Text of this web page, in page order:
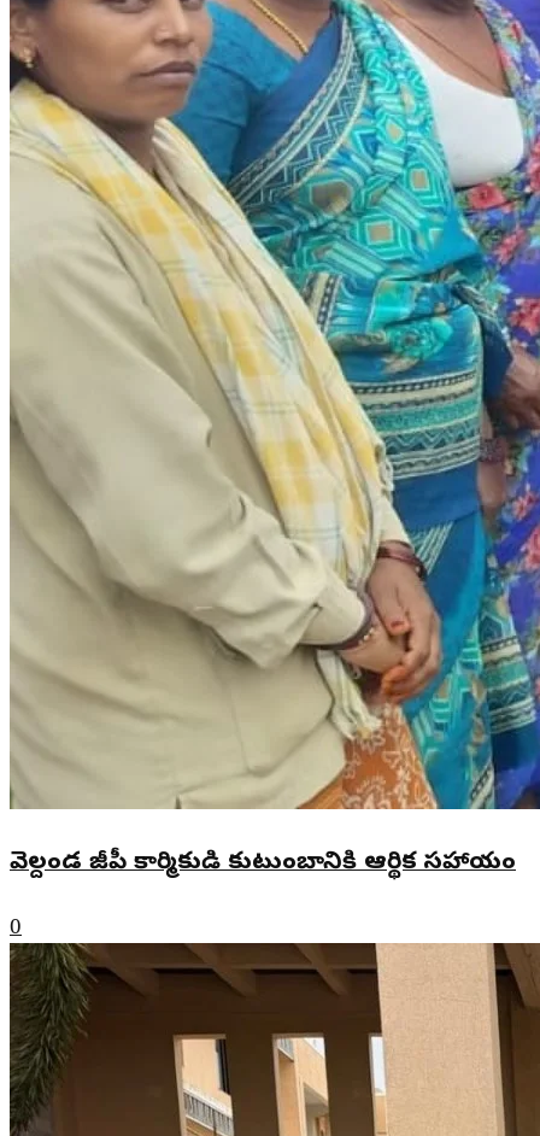
వెల్దండ జీపీ కార్మికుడి కుటుంబానికి ఆర్థిక సహాయం
0